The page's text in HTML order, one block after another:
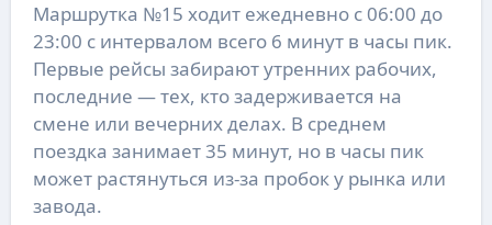
Маршрутка №15 ходит ежедневно с 06:00 до
23:00 с интервалом всего 6 минут в часы пик.
Первые рейсы забирают утренних рабочих,
последние — тех, кто задерживается на
смене или вечерних делах. В среднем
поездка занимает 35 минут, но в часы пик
может растянуться из-за пробок у рынка или
завода.